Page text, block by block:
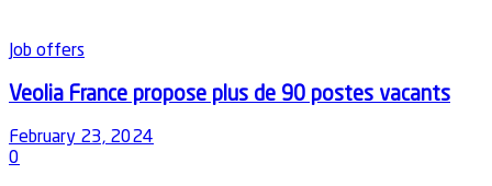
Job offers
Veolia France propose plus de 90 postes vacants
February 23, 2024
0